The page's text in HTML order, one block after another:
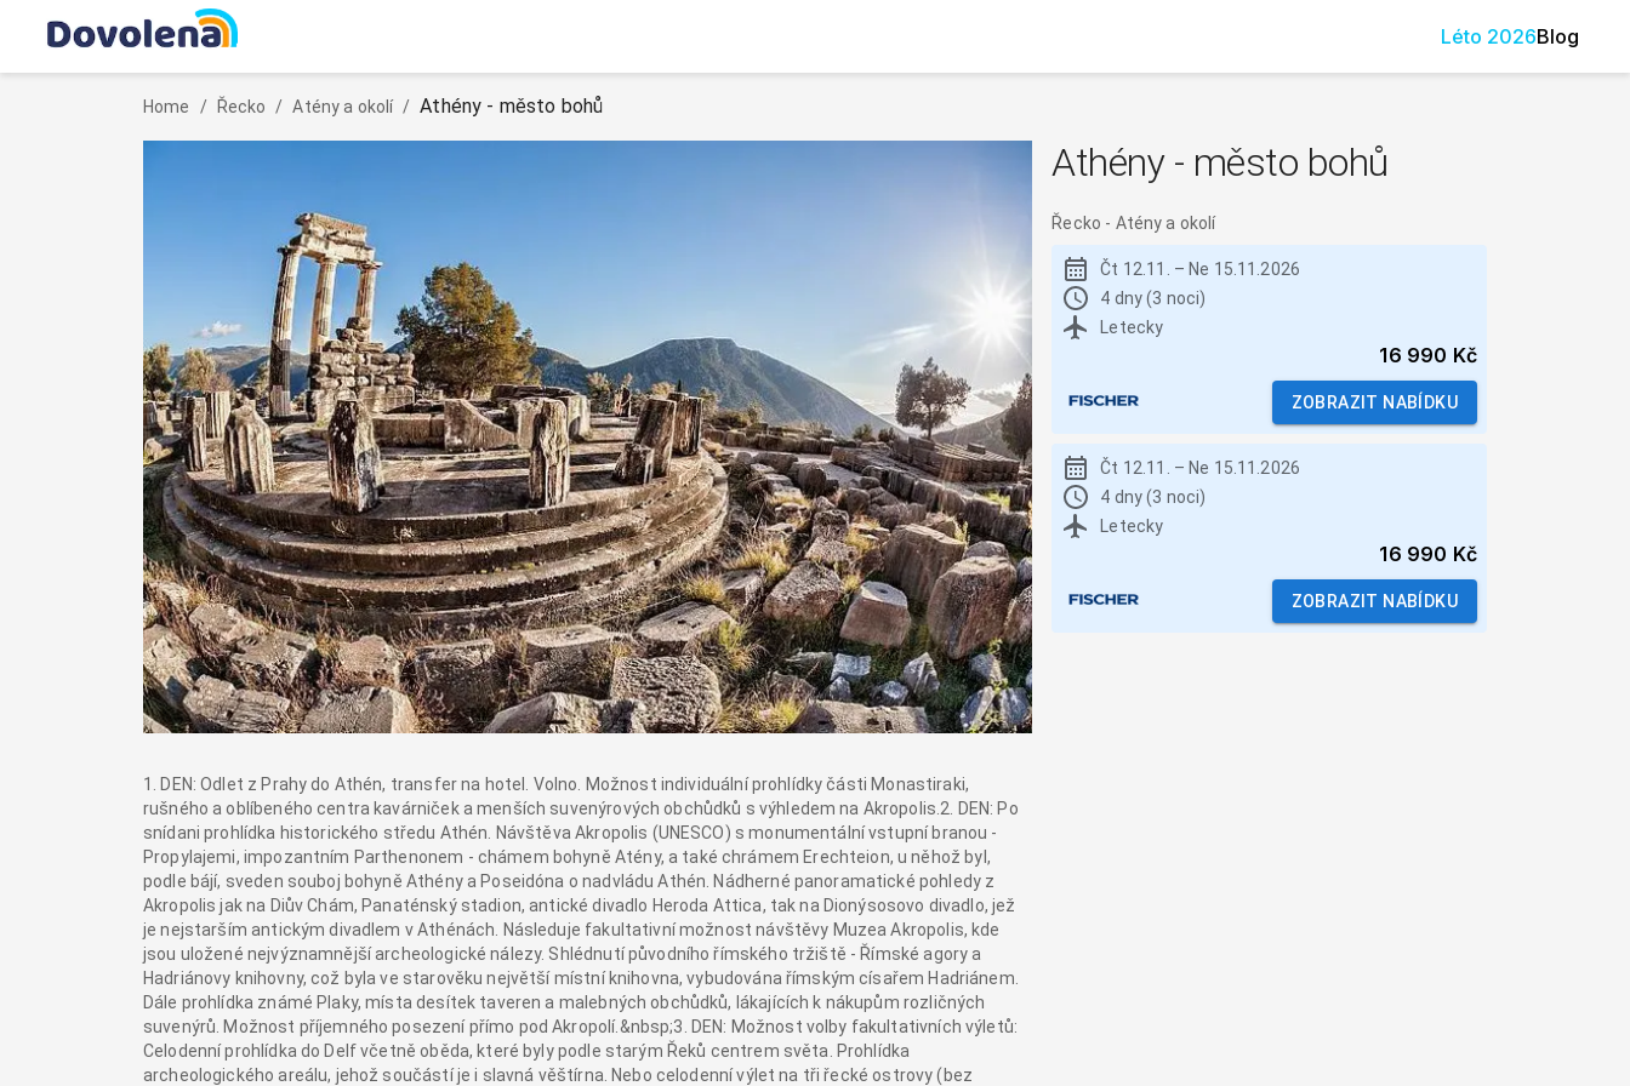
Léto 2026Blog
Home / Řecko / Atény a okolí / Athény - město bohů
1. DEN: Odlet z Prahy do Athén, transfer na hotel. Volno. Možnost individuální prohlídky části Monastiraki,
rušného a oblíbeného centra kavárniček a menších suvenýrových obchůdků s výhledem na Akropolis.2. DEN: Po
snídani prohlídka historického středu Athén. Návštěva Akropolis (UNESCO) s monumentální vstupní branou -
Propylajemi, impozantním Parthenonem - chámem bohyně Atény, a také chrámem Erechteion, u něhož byl,
podle bájí, sveden souboj bohyně Athény a Poseidóna o nadvládu Athén. Nádherné panoramatické pohledy z
Akropolis jak na Diův Chám, Panaténský stadion, antické divadlo Heroda Attica, tak na Dionýsosovo divadlo, jež
je nejstarším antickým divadlem v Athénách. Následuje fakultativní možnost návštěvy Muzea Akropolis, kde
jsou uložené nejvýznamnější archeologické nálezy. Shlédnutí původního římského tržiště - Římské agory a
Hadriánovy knihovny, což byla ve starověku největší místní knihovna, vybudována římským císařem Hadriánem.
Dále prohlídka známé Plaky, místa desítek taveren a malebných obchůdků, lákajících k nákupům rozličných
suvenýrů. Možnost příjemného posezení přímo pod Akropolí.&nbsp;3. DEN: Možnost volby fakultativních výletů:
Celodenní prohlídka do Delf včetně oběda, které byly podle starým Řeků centrem světa. Prohlídka
archeologického areálu, jehož součástí je i slavná věštírna. Nebo celodenní výlet na tři řecké ostrovy (bez
Athény - město bohů
Řecko - Atény a okolí
Čt 12.11. – Ne 15.11.2026
4 dny (3 noci)
Letecky
16 990 Kč
ZOBRAZIT NABÍDKU
Čt 12.11. – Ne 15.11.2026
4 dny (3 noci)
Letecky
16 990 Kč
ZOBRAZIT NABÍDKU